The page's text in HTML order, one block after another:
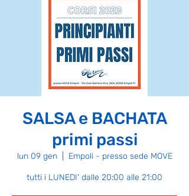
SALSA e BACHATA
primi passi
lun 09 gen
  |
Empoli - presso sede MOVE
tutti i LUNEDI' dalle 20:00 alle 21:00